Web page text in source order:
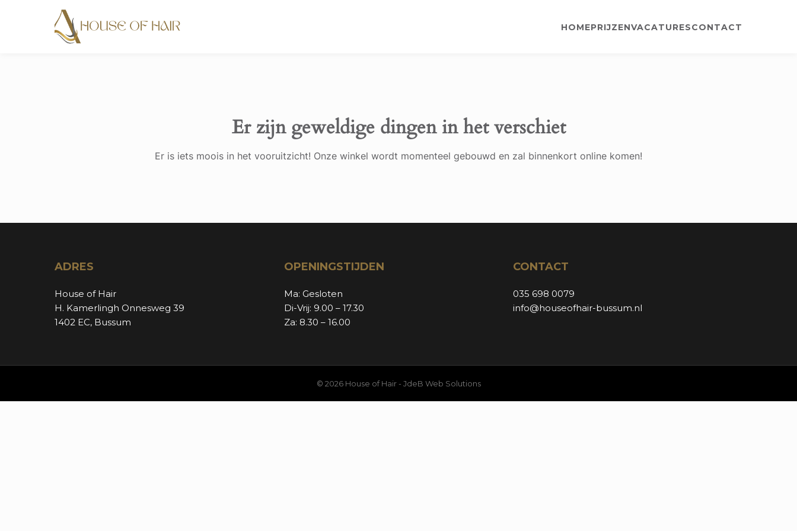
HOMEPRIJZENVACATURESCONTACT
Er zijn geweldige dingen in het verschiet
Er is iets moois in het vooruitzicht! Onze winkel wordt momenteel gebouwd en zal binnenkort online komen!
ADRES
House of Hair
H. Kamerlingh Onnesweg 39
1402 EC, Bussum
OPENINGSTIJDEN
Ma: Gesloten
Di-Vrij: 9.00 – 17.30
Za: 8.30 – 16.00
CONTACT
035 698 0079
info@houseofhair-bussum.nl
© 2026 House of Hair - JdeB Web Solutions